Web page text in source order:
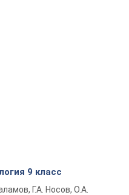
9 класс
Г.А. Носов, О.А.